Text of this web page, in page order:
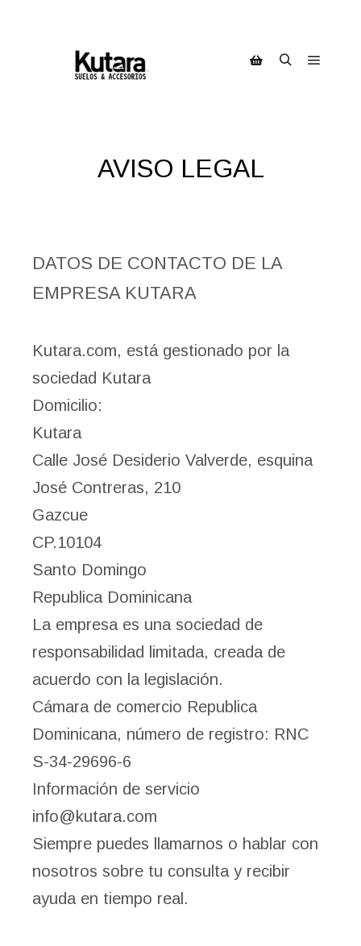
AVISO LEGAL
DATOS DE CONTACTO DE LA
EMPRESA KUTARA
Kutara.com, está gestionado por la
sociedad Kutara
Domicilio:
Kutara
Calle José Desiderio Valverde, esquina
José Contreras, 210
Gazcue
CP.10104
Santo Domingo
Republica Dominicana
La empresa es una sociedad de
responsabilidad limitada, creada de
acuerdo con la legislación.
Cámara de comercio Republica
Dominicana, número de registro: RNC
S-34-29696-6
Información de servicio
info@kutara.com
Siempre puedes llamarnos o hablar con
nosotros sobre tu consulta y recibir
ayuda en tiempo real.